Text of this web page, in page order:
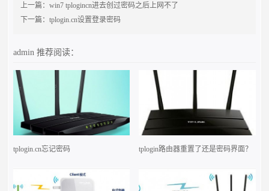
上一篇：win7 tplogincn进去创过密码之后上网不了
下一篇：tplogin.cn设置登录密码
admin推荐阅读：
tplogin.cn忘记密码 tplogin路由器重置了还是密码界面？